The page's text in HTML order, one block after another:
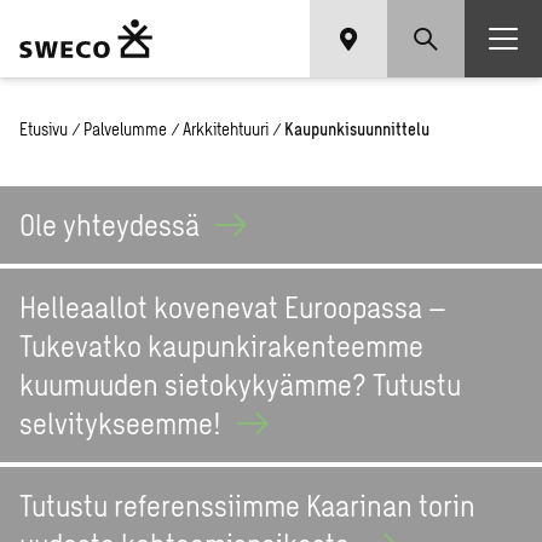
Etusivu / Palvelumme / Arkkitehtuuri / Kaupunkisuunnittelu
Ole yhteydessä
Helleaallot kovenevat Euroopassa –
Tukevatko kaupunkirakenteemme
kuumuuden sietokykyämme? Tutustu
selvitykseemme!
Tutustu referenssiimme Kaarinan torin